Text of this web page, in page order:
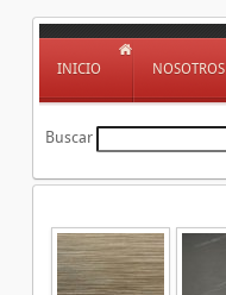
INICIO NOSOTROS
Buscar